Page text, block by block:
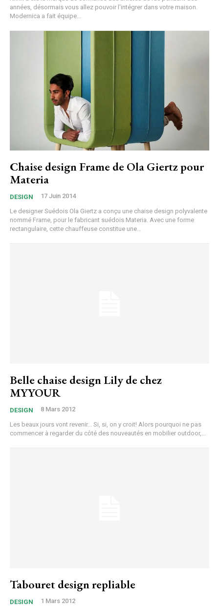
années, désormais vous allez pouvoir l'intégrer dans votre maison.
Modernica a fait équipe...
Chaise design Frame de Ola Giertz pour
Materia
DESIGN 17 Juin 2014
Le designer Suédois Ola Giertz a conçu une chaise design polyvalente
nommé Frame, pour le fabricant suédois Materia. Avec une forme
rectangulaire, cette chauffeuse constitue une...
Belle chaise design Lily de chez
MYYOUR
DESIGN 8 Mars 2012
Les beaux jours vont revenir... Si, si, on y croit! Alors pourquoi ne pas
commencer à regarder du côté des nouveautés en mobilier outdoor,...
Tabouret design repliable
DESIGN 1 Mars 2012